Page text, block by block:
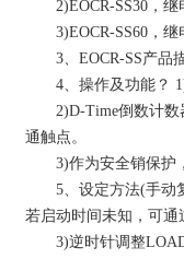
2)EOCR-SS30，继
3)EOCR-SS60，继
3、EOCR-SS产品描
4、操作及功能？
2)D-Time倒数计数器
通触点。
3)作为安全销保护，
5、设定方法(手动复
若启动时间未知，可
3)逆时针调整LOAD